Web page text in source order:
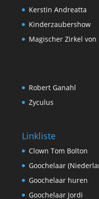
Kerstin Andreatta
Kinderzaubershow
Magischer Zirkel
Robert Ganahl
Zyculus
Linkliste
Clown Tom Bolton
Goochelaar
Goochelaar huren
Goochelaar Jordi